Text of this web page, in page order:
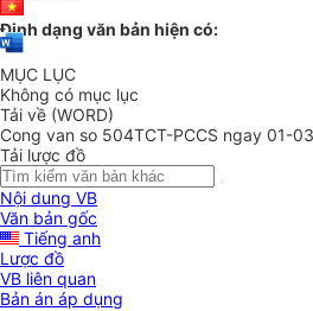
Định dạng văn bản hiện có:
MỤC LỤC
Không có mục lục
Tải về (WORD)
Cong van so 504TCT-PCCS ngay 01-
Tải lược đồ
Nội dung VB
Văn bản gốc
Tiếng anh
Lược đồ
VB liên quan
Bản án áp dụng